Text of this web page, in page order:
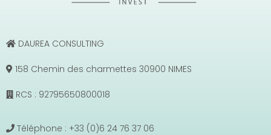
DAUREA CONSULTING
158 Chemin des charmettes 30900 NIMES
RCS : 92795650800018
Téléphone : +33 (0)6 24 76 37 06